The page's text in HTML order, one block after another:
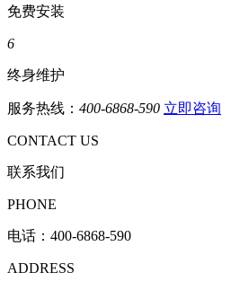
免费安装
6
终身维护
服务热线： 400-6868-590 立即咨询
CONTACT US
联系我们
PHONE
电话： 400-6868-590
ADDRESS